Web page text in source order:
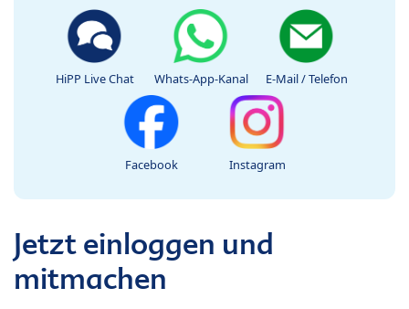
HiPP Live Chat Whats-App-Kanal E-Mail / Telefon
Facebook Instagram
Jetzt einloggen und
mitmachen